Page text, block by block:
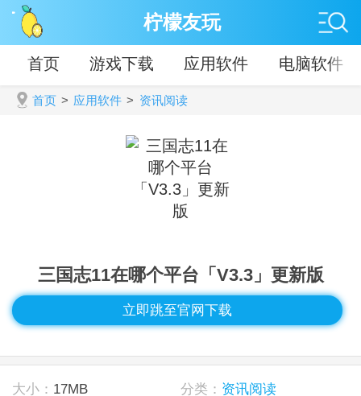
柠檬友玩
首页 游戏下载 应用软件 电脑软件
首页 > 应用软件 > 资讯阅读
三国志11在哪个平台「V3.3」更新版
立即跳至官网下载
大小： 17MB 分类： 资讯阅读